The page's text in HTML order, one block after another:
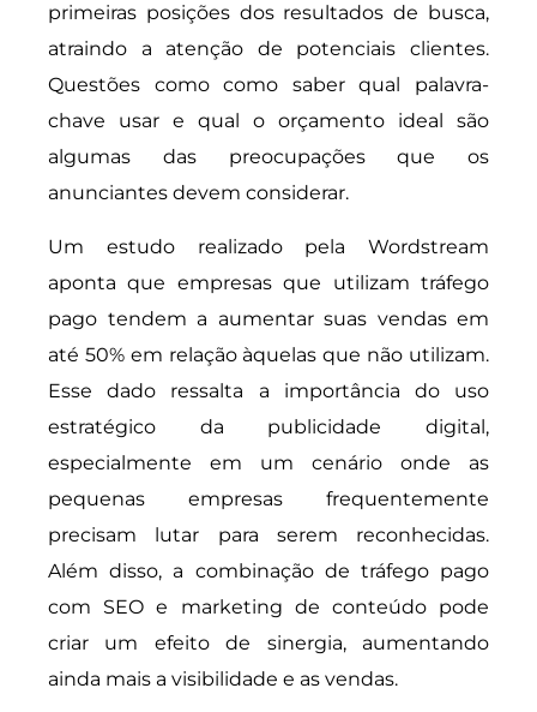
primeiras posições dos resultados de busca,
atraindo a atenção de potenciais clientes.
Questões como como saber qual palavra-
chave usar e qual o orçamento ideal são
algumas das preocupações que os
anunciantes devem considerar.
Um estudo realizado pela Wordstream
aponta que empresas que utilizam tráfego
pago tendem a aumentar suas vendas em
até 50% em relação àquelas que não utilizam.
Esse dado ressalta a importância do uso
estratégico da publicidade digital,
especialmente em um cenário onde as
pequenas empresas frequentemente
precisam lutar para serem reconhecidas.
Além disso, a combinação de tráfego pago
com SEO e marketing de conteúdo pode
criar um efeito de sinergia, aumentando
ainda mais a visibilidade e as vendas.